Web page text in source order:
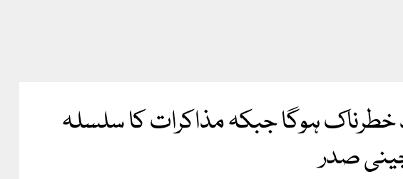
خطرناک ہوگا جبکہ مذاکرات کا سلسلہ
چینی صدر